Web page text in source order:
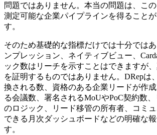
問題ではありません。本当の問題は、こ
測定可能な企業パイプラインを得ること
す。
そのため基礎的な指標だけでは十分では
ンプレッション、ネイティブビュー、
ック数はリーチを示すことはできますが
を証明するものではありません。DRepは
換される数、資格のある企業リードが作
る会議数、署名されるMoUやPoC契約数
のロジック、リード移管の所有者、コミ
できる月次ダッシュボードなどの明確な
す。